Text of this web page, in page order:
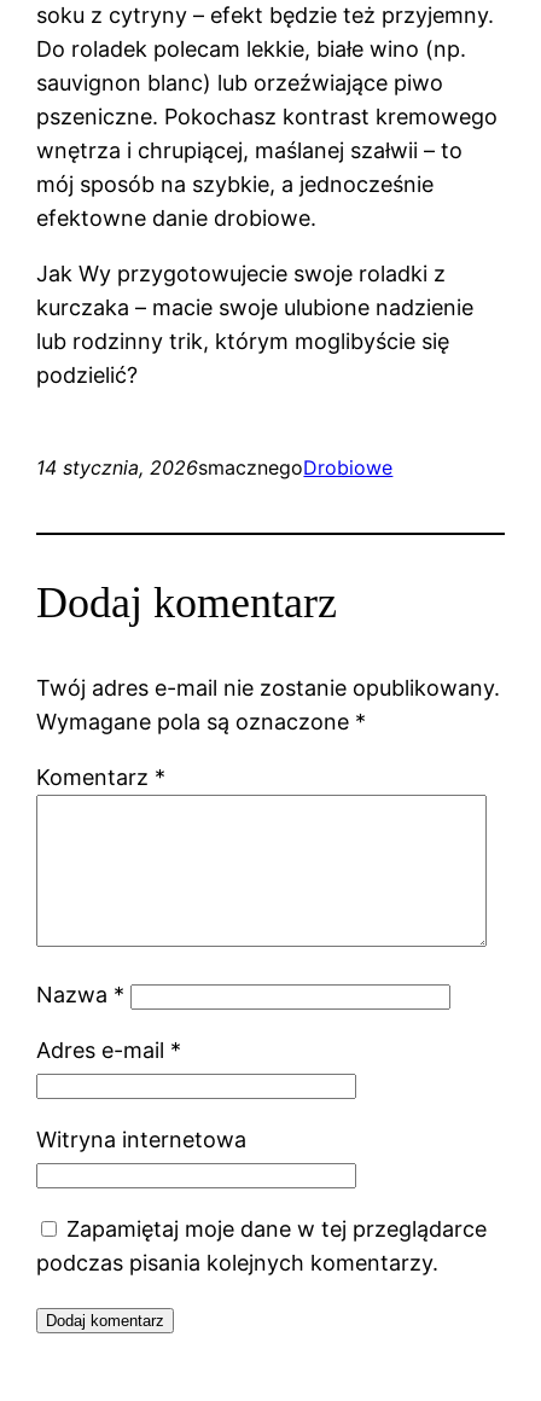
soku z cytryny – efekt będzie też przyjemny.
Do roladek polecam lekkie, białe wino (np.
sauvignon blanc) lub orzeźwiające piwo
pszeniczne. Pokochasz kontrast kremowego
wnętrza i chrupiącej, maślanej szałwii – to
mój sposób na szybkie, a jednocześnie
efektowne danie drobiowe.
Jak Wy przygotowujecie swoje roladki z
kurczaka – macie swoje ulubione nadzienie
lub rodzinny trik, którym moglibyście się
podzielić?
14 stycznia, 2026smacznegoDrobiowe
Dodaj komentarz
Twój adres e-mail nie zostanie opublikowany.
Wymagane pola są oznaczone *
Komentarz *
Nazwa *
Adres e-mail *
Witryna internetowa
Zapamiętaj moje dane w tej przeglądarce
podczas pisania kolejnych komentarzy.